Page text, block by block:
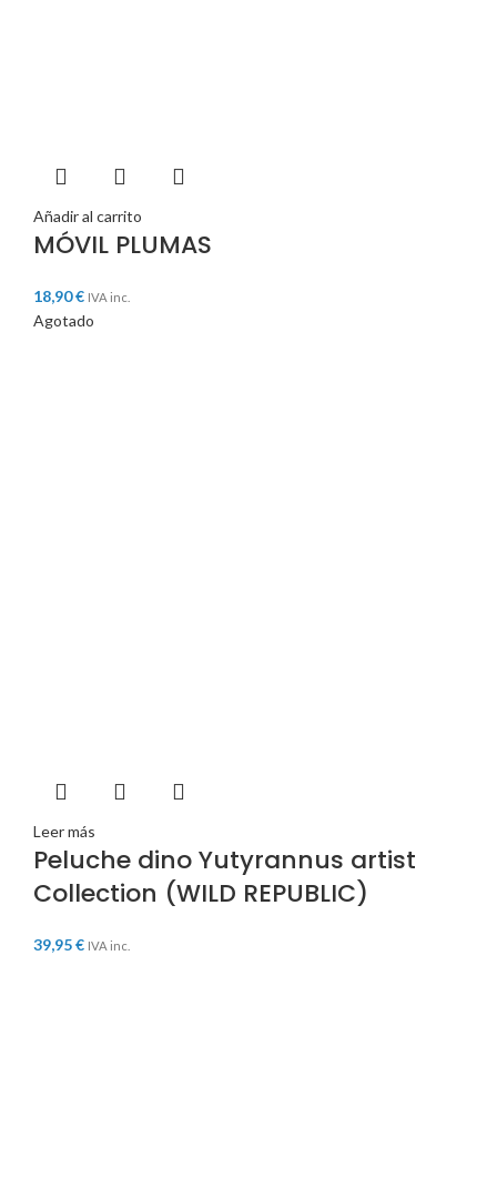
Añadir al carrito
MÓVIL PLUMAS
18,90€ IVA inc.
Agotado
Leer más
Peluche dino Yutyrannus artist
Collection (WILD REPUBLIC)
39,95€ IVA inc.